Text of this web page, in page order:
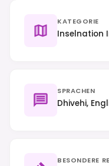
KATEGORIE
Inselnation
SPRACHEN
Dhivehi,
BESONDERE